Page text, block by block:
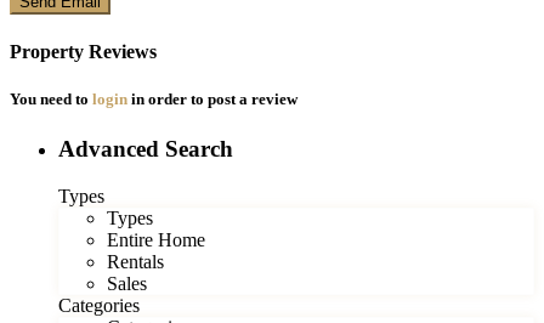
Property Reviews
You need to login in order to post a review
Advanced Search
Types
Types
Entire Home
Rentals
Sales
Categories